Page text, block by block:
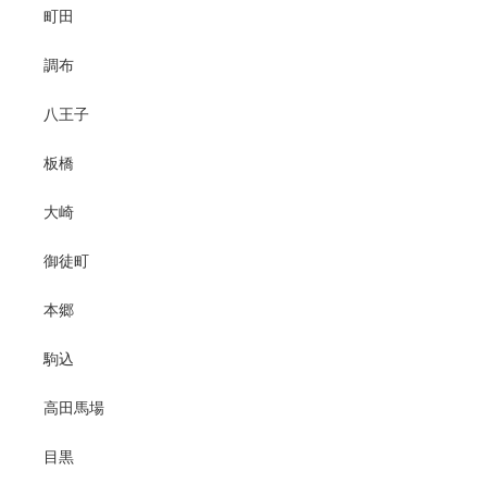
町田
調布
八王子
板橋
大崎
御徒町
本郷
駒込
高田馬場
目黒